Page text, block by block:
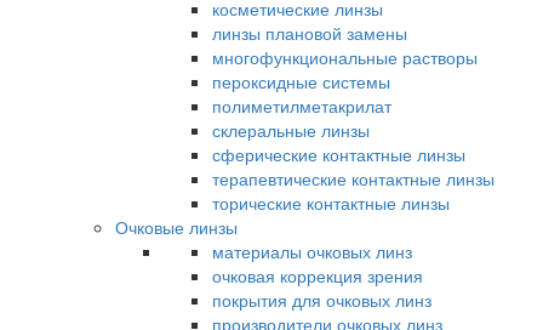
косметические линзы
линзы плановой замены
многофункциональные растворы
пероксидные системы
полиметилметакрилат
склеральные линзы
сферические контактные линзы
терапевтические контактные линзы
торические контактные линзы
Очковые линзы
материалы очковых линз
очковая коррекция зрения
покрытия для очковых линз
производители очковых линз